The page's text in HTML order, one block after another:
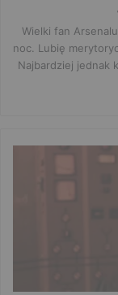
Wielki fan
noc. Lubię
Najbardziej jednak